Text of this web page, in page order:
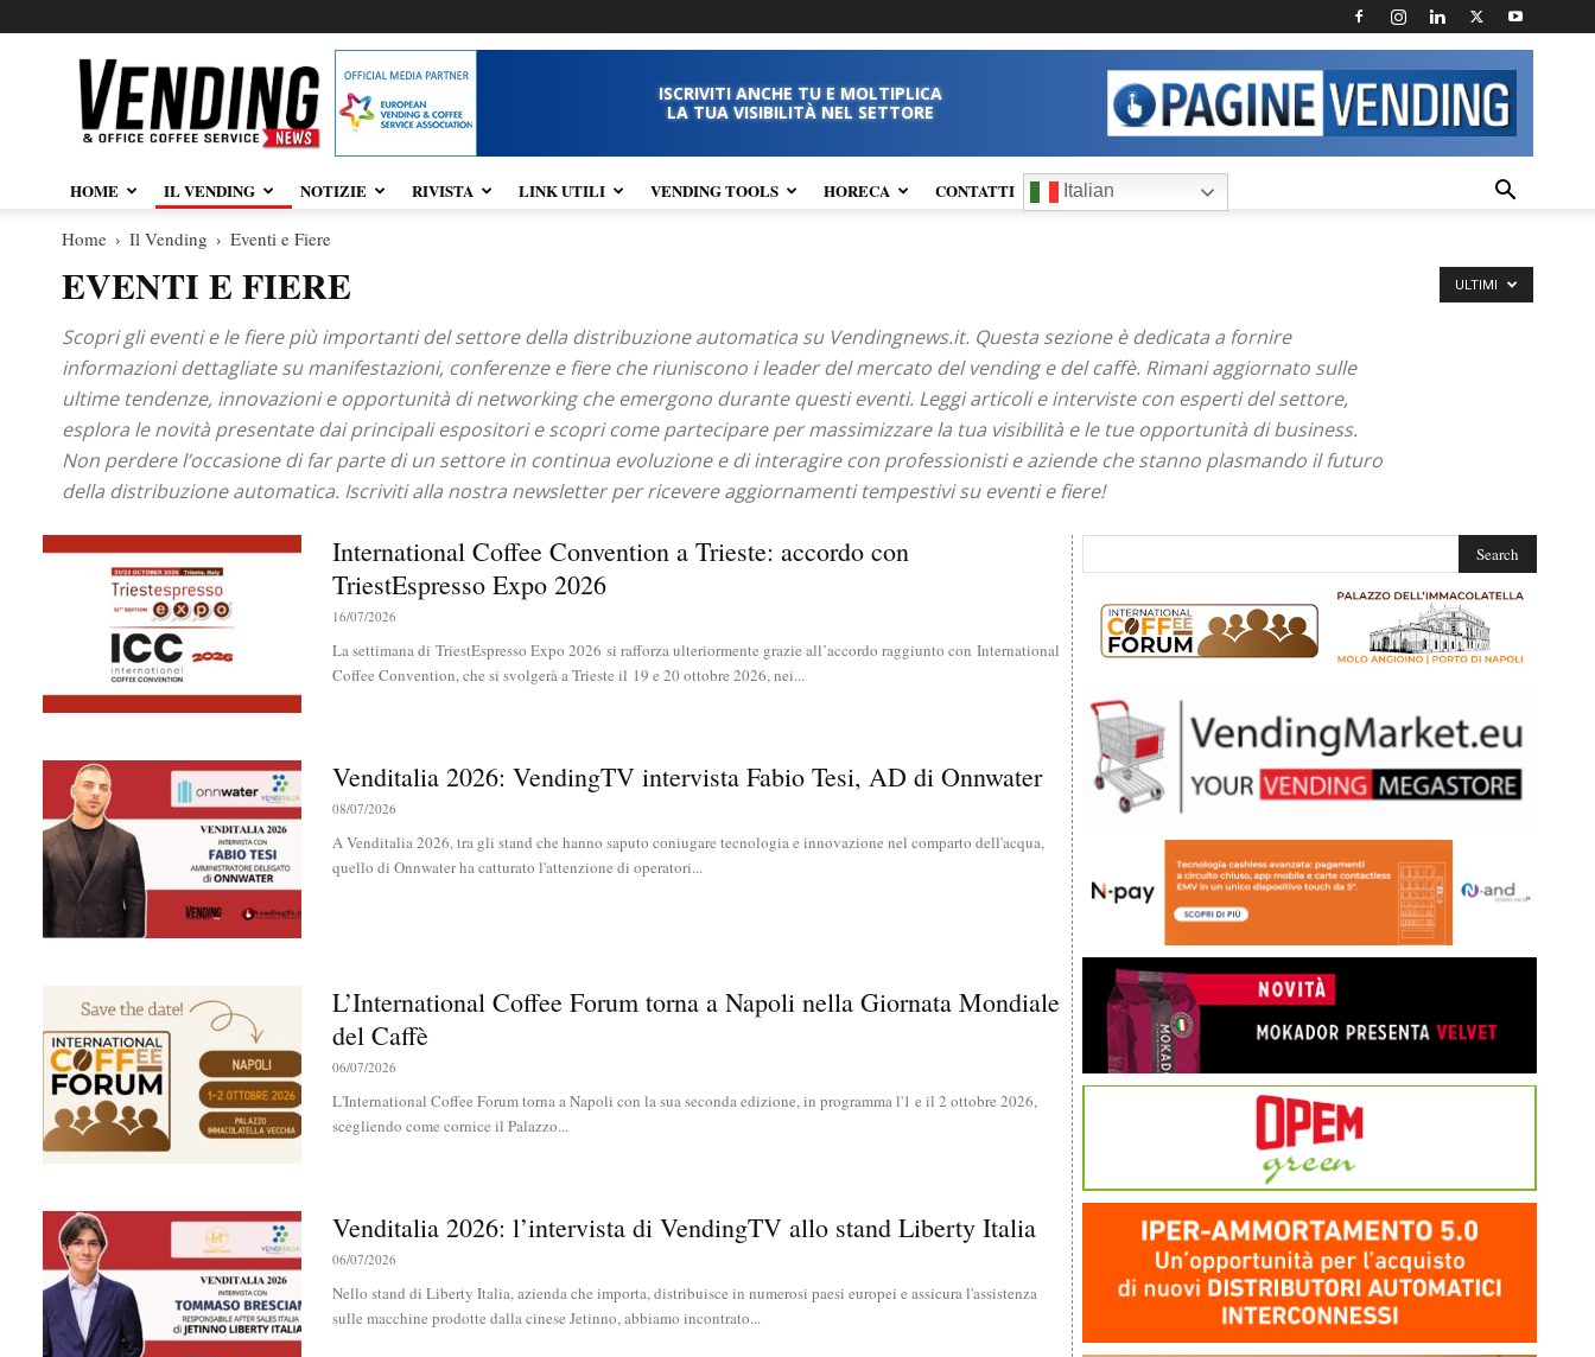
Vendingnews.it
ISCRIVITI ANCHE TU E MOLTIPLICA
LA TUA VISIBILITÀ NEL SETTORE
HOME IL VENDING NOTIZIE RIVISTA LINK UTILI VENDING TOOLS HORECA CONTATTI Italian
Home Il Vending Eventi e Fiere
EVENTI E FIERE
Scopri gli eventi e le fiere più importanti del settore della distribuzione automatica su Vendingnews.it. Questa sezione è dedicata a fornire
informazioni dettagliate su manifestazioni, conferenze e fiere che riuniscono i leader del mercato del vending e del caffè. Rimani aggiornato sulle
ultime tendenze, innovazioni e opportunità di networking che emergono durante questi eventi. Leggi articoli e interviste con esperti del settore,
esplora le novità presentate dai principali espositori e scopri come partecipare per massimizzare la tua visibilità e le tue opportunità di business.
Non perdere l’occasione di far parte di un settore in continua evoluzione e di interagire con professionisti e aziende che stanno plasmando il futuro
della distribuzione automatica. Iscriviti alla nostra newsletter per ricevere aggiornamenti tempestivi su eventi e fiere!
ULTIMI
International Coffee Convention a Trieste: accordo con
TriestEspresso Expo 2026
16/07/2026
La settimana di TriestEspresso Expo 2026 si rafforza ulteriormente grazie all’accordo raggiunto con International
Coffee Convention, che si svolgerà a Trieste il 19 e 20 ottobre 2026, nei...
Venditalia 2026: VendingTV intervista Fabio Tesi, AD di Onnwater
08/07/2026
A Venditalia 2026, tra gli stand che hanno saputo coniugare tecnologia e innovazione nel comparto dell'acqua,
quello di Onnwater ha catturato l'attenzione di operatori...
L’International Coffee Forum torna a Napoli nella Giornata Mondiale
del Caffè
06/07/2026
L'International Coffee Forum torna a Napoli con la sua seconda edizione, in programma l'1 e il 2 ottobre 2026,
scegliendo come cornice il Palazzo...
Venditalia 2026: l’intervista di VendingTV allo stand Liberty Italia
06/07/2026
Nello stand di Liberty Italia, azienda che importa, distribuisce in numerosi paesi europei e assicura l'assistenza
sulle macchine prodotte dalla cinese Jetinno, abbiamo incontrato...